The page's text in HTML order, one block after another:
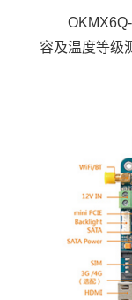
OKMX6Q
容及温度等级